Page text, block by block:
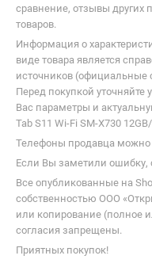
сравнение, отзывы других
товаров.
Информация о
виде товара является
источников (официальные
Перед покупкой
Вас параметры и
Tab S11 Wi-Fi SM-X730
Телефоны продавца можно
Если Вы заметили ошибку,
Все опубликованные на
собственностью ООО
или копирование (полное
согласия запрещены.
Приятных покупок!